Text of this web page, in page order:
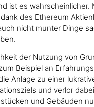
ist es
des Ethereum
nicht munter Dinge
der Nutzung von
Beispiel an
Anlage zu einer
und verlor
und Gebäuden